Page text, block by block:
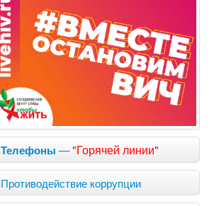
Телефоны —"Горячей линии"
Противодействие коррупции